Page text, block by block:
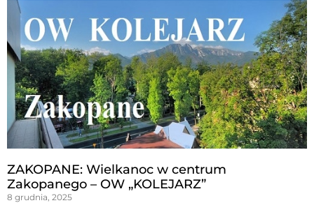
ZAKOPANE: Wielkanoc w centrum
Zakopanego – OW „KOLEJARZ”
8 grudnia, 2025